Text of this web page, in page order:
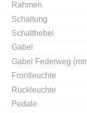
Rahmen
Schaltung
Schalthebel
Gabel
Gabel Federweg
Frontleuchte
Rückleuchte
Pedale